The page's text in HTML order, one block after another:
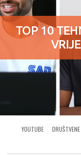
TOP 10
YOUTUBE